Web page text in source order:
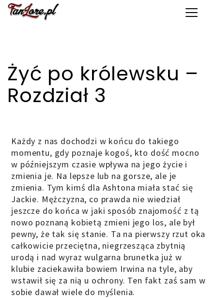
Toggle
Żyć po królewsku –
Rozdział 3
Każdy z nas dochodzi w końcu do takiego
momentu, gdy poznaje kogoś, kto dość mocno
w późniejszym czasie wpływa na jego życie i
zmienia je. Na lepsze lub na gorsze, ale je
zmienia. Tym kimś dla Ashtona miała stać się
Jackie. Mężczyzna, co prawda nie wiedział
jeszcze do końca w jaki sposób znajomość z tą
nowo poznaną kobietą zmieni jego los, ale był
pewny, że tak się stanie. Ta na pierwszy rzut oka
całkowicie przeciętna, niegrzesząca zbytnią
urodą i nad wyraz wulgarna brunetka już w
klubie zaciekawiła bowiem Irwina na tyle, aby
wstawił się za nią u ochrony. Ten fakt zaś sam w
sobie dawał wiele do myślenia.